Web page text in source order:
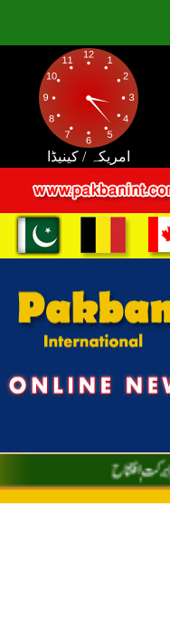
امریکہ / کینیڈا